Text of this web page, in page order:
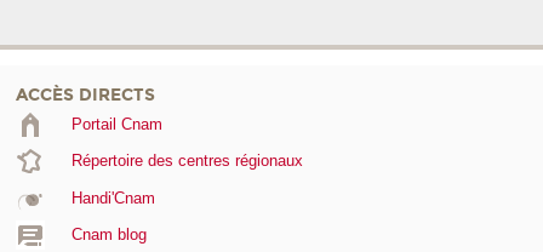
ACCÈS DIRECTS
Portail Cnam
Répertoire des centres régionaux
Handi'Cnam
Cnam blog